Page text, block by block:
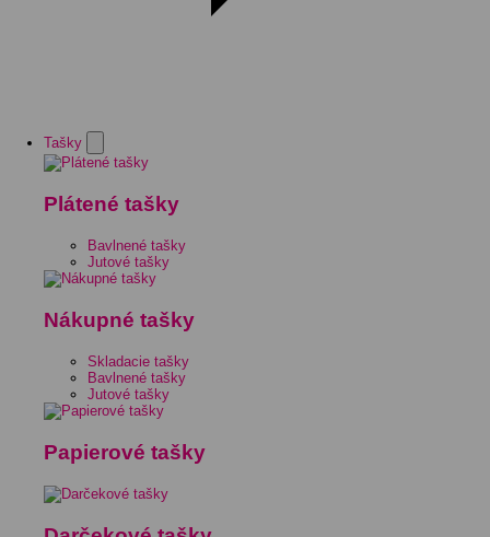
Tašky
Plátené tašky
Bavlnené tašky
Jutové tašky
Nákupné tašky
Skladacie tašky
Bavlnené tašky
Jutové tašky
Papierové tašky